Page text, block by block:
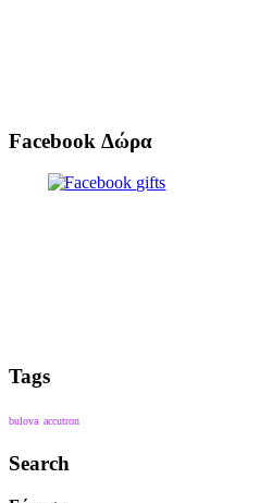
Facebook Δώρα
Tags
bulova accutron
Search